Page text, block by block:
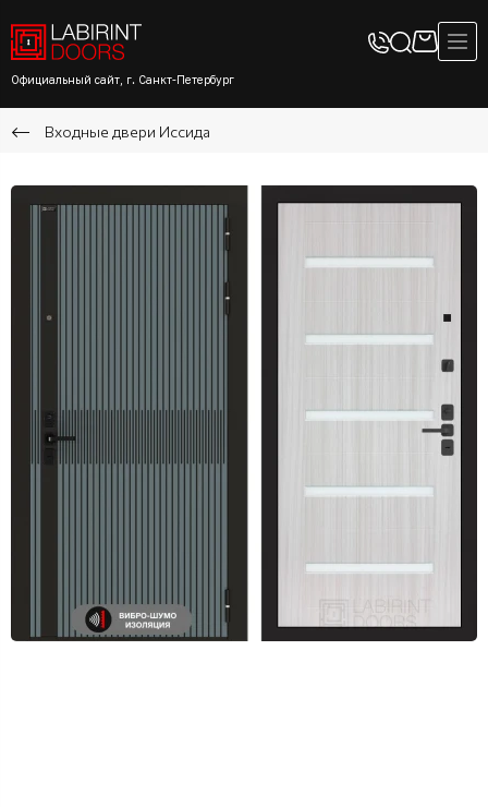
Официальный сайт, г. Санкт-Петербург
Входные двери Иссида